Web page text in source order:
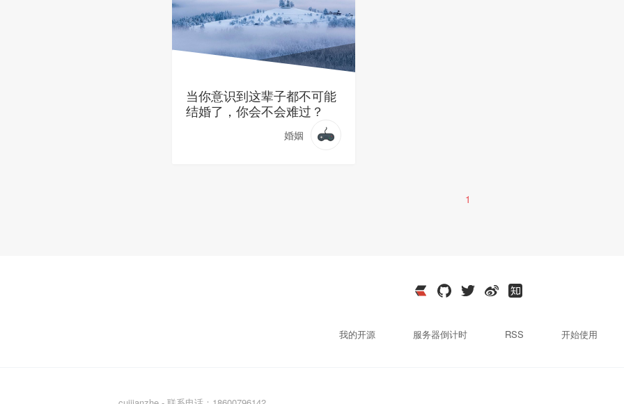
当你意识到这辈子都不可能
结婚了，你会不会难过？
婚姻
1
我的开源 服务器倒计时 RSS 开始使用